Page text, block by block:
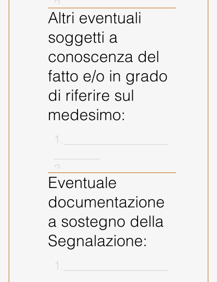
Altri eventuali
soggetti a
conoscenza del
fatto e/o in grado
di riferire sul
medesimo:
Eventuale
documentazione
a sostegno della
Segnalazione: